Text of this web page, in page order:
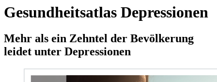
Gesundheitsatlas Depressionen
Mehr als ein Zehntel der Bevölkerung
leidet unter Depressionen